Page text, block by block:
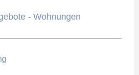
- Wohnungen